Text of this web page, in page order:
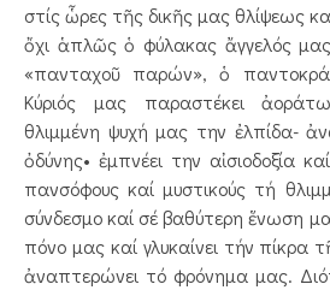
στίς ὧρες τῆς δικῆς μας θλίψεως
ὄχι ἁπλῶς ὁ φύλακας ἄγγελός
«πανταχοῦ παρών», ὁ
Κύριός μας παραστέκει
θλιμμένη ψυχή μας την ἐλπίδα-
ὀδύνης• ἐμπνέει την αἰσιοδοξία
πανσόφους καί μυστικούς τή
σύνδεσμο καί σέ βαθύτερη ἕνωση
πόνο μας καί γλυκαίνει τήν πίκρα
ἀναπτερώνει τό φρόνημα μας.